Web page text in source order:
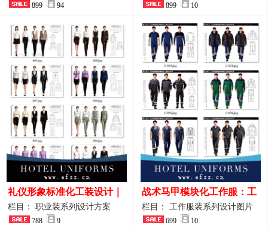
整套方案
899 94
品图 899 10
礼仪形象标准化工装设计｜
高端服务业仪态塑造专属职
业装系列
栏目： 职业装系列设计方案
788 9
战术马甲模块化工作服：工
程巡检与设备调试岗位的多
功能收纳设计
栏目： 工作服装系列设计图片
699 10